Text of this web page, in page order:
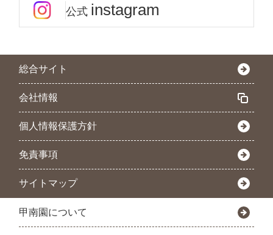
公式 instagram
総合サイト
会社情報
個人情報保護方針
免責事項
サイトマップ
甲南園について